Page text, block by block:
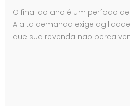
O final do ano é um período
A alta demanda exige
que sua revenda não perca